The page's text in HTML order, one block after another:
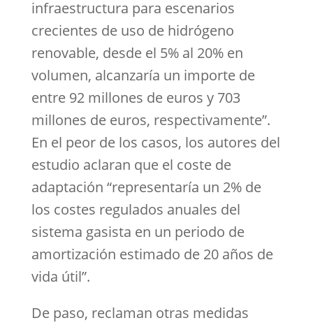
infraestructura para escenarios
crecientes de uso de hidrógeno
renovable, desde el 5% al 20% en
volumen, alcanzaría un importe de
entre 92 millones de euros y 703
millones de euros, respectivamente”.
En el peor de los casos, los autores del
estudio aclaran que el coste de
adaptación “representaría un 2% de
los costes regulados anuales del
sistema gasista en un periodo de
amortización estimado de 20 años de
vida útil”.
De paso, reclaman otras medidas